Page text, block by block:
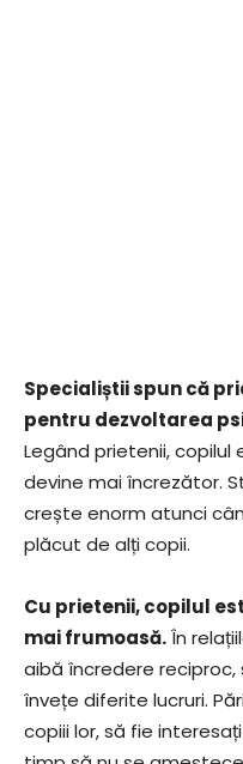
Specialiștii spun că
pentru dezvoltarea
Legând prietenii, copilul
devine mai încrezător.
crește enorm atunci
plăcut de alți copii.
Cu prietenii, copilul
mai frumoasă.În
aibă încredere reciproc,
învețe diferite lucruri.
copiii lor, să fie